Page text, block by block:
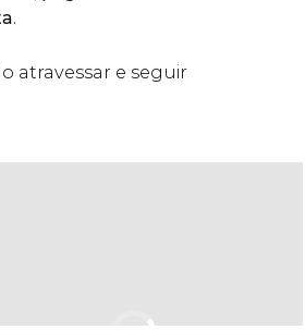
.
atravessar e seguir